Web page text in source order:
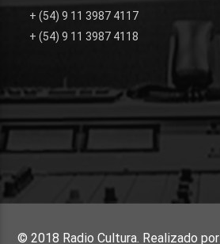
+ (54) 9 11 3987 4117
+ (54) 9 11 3987 4118
© 2018 Radio Cultura. Realizado por